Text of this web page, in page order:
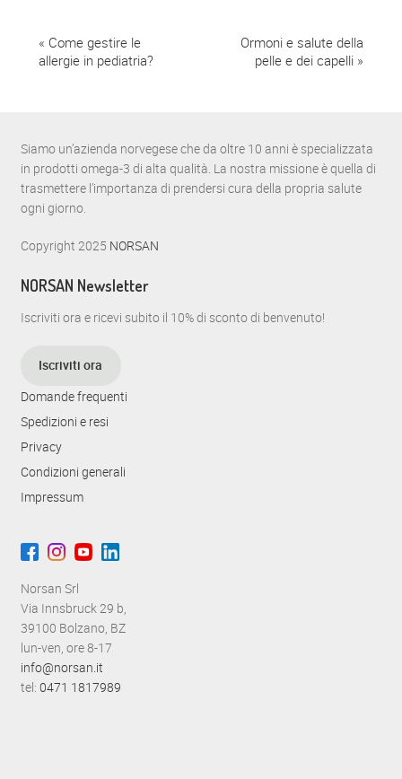
t
o
a
v
i
z
i
o
n
e
« Come gestire le
allergie in pediatria?
Ormoni e salute della
pelle e dei capelli »
Siamo un’azienda norvegese che da oltre 10 anni è specializzata
in prodotti omega-3 di alta qualità. La nostra missione è quella di
trasmettere l’importanza di prendersi cura della propria salute
ogni giorno.
Copyright 2025 NORSAN
NORSAN Newsletter
Iscriviti ora e ricevi subito il 10% di sconto di benvenuto!
Iscriviti ora
Domande frequenti
Spedizioni e resi
Privacy
Condizioni generali
Impressum
Norsan Srl
Via Innsbruck 29 b,
39100 Bolzano, BZ
lun-ven, ore 8-17
info@norsan.it
tel: 0471 1817989